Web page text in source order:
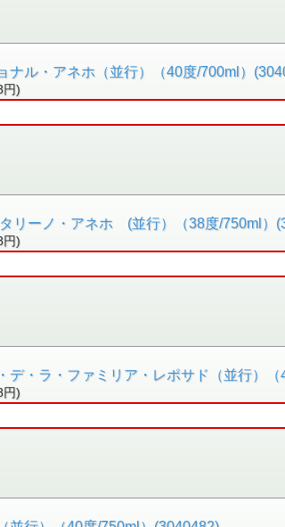
ナル・アネホ（並行）（40度/700ml）
円)
リーノ・アネホ (並行）（38度/750ml）
円)
デ・ラ・ファミリア・レポサド（並行）
円)